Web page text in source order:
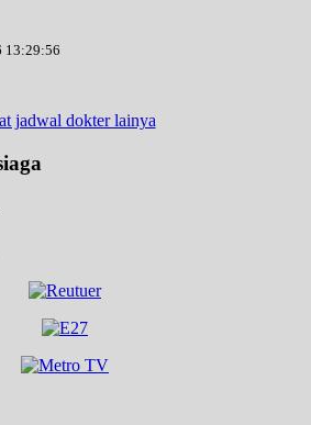
13:29:56
jadwal dokter lainya